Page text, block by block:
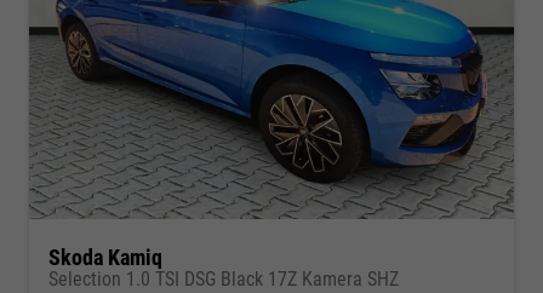
Skoda Kamiq
Selection 1.0 TSI DSG Black 17Z Kamera SHZ